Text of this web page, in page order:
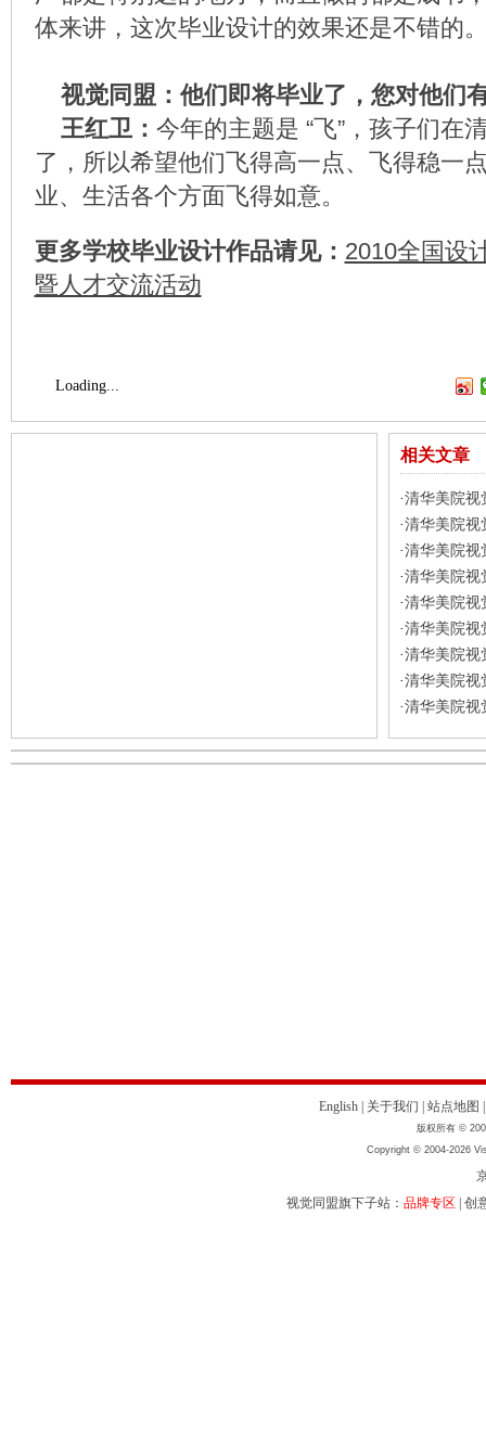
体来讲，这次毕业设计的效果还是不错的
视觉同盟：他们即将毕业了，您对他们
王红卫： 今年的主题是 “飞”，孩子们在
了，所以希望他们飞得高一点、飞得稳一
业、生活各个方面飞得如意。
更多学校毕业设计作品请见： 2010全国设
暨人才交流活动
Loading...
相关文章
·清华美院
·清华美院
·清华美院
·清华美院
·清华美院
·清华美院
·清华美院
·清华美院
·清华美院
English 关于我们 站点地图
版权所有 ©
Copyright © 2004-2026
视觉同盟旗下子站： 品牌专区 创